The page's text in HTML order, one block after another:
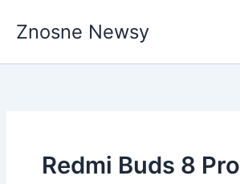
Znosne Newsy
Redmi Buds 8 Pro